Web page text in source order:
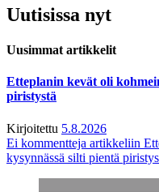
Uutisissa nyt
Uusimmat artikkelit
Etteplanin kevät oli
piristystä
Kirjoitettu 5.8.2026
Ei kommentteja artikkeliin
kysynnässä silti pientä